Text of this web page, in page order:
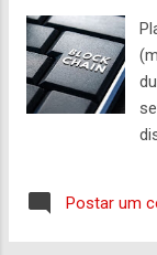
Postar um